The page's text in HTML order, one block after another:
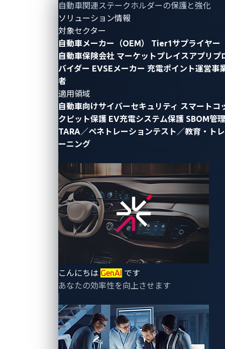
自動車関連ステークホルダーの保護と強化
ソリューション情報
対象セクター
自動車メーカー（OEM）
Tier1サプライヤー
自動車保険会社 マーケットプレイスアプリプ
バイダー EVSEメーカー 充電ポイント運営事
者
適用領域
自動車向けサイバーセキュリティ スマートコ
クピット保護 EV充電システム保護 SBOM管理
TARA／ペネトレーションテスト／教育・トレ
ーニング
こんにちは GenAI です
あなたの効率性を向上させます
世界13か国から参加のセキュリティリサーチャーが、
SDVとそのエコシステムに関する49のゼロデイ脆弱性
「Master of Pwn」の称号はSina Kheirkhahに
トレンドマイクロ株式会社（東京都新宿区、代表取
締役社長 (CEO) エバ・チェン）の子会社で、自動車向
けサイバーセキュリティ分野のリーディングカンパニ
ーであるVicOne株式会社（ヴィックワン、東京都新宿
区、最高経営責任者（CEO）マックス・チェン）は、
トレンドマイクロが運営する脆弱性発見コミュニティ
Zero Day Initiative（ZDI）と共同で、ゼロデイ脆弱性
発見コンテスト「Pwn2Own Automotive 2025」を、
2025年1月22日（水)～24日（金)に開催しました。